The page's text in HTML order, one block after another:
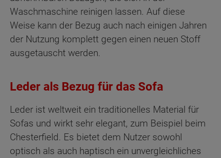
Waschmaschine reinigen lassen. Auf diese
Weise kann der Bezug auch nach einigen Jahren
der Nutzung komplett gegen einen neuen Stoff
ausgetauscht werden.
Leder als Bezug für das Sofa
Leder ist weltweit ein traditionelles Material für
Sofas und wirkt sehr elegant, zum Beispiel beim
Chesterfield. Es bietet dem Nutzer sowohl
optisch als auch haptisch ein unvergleichliches